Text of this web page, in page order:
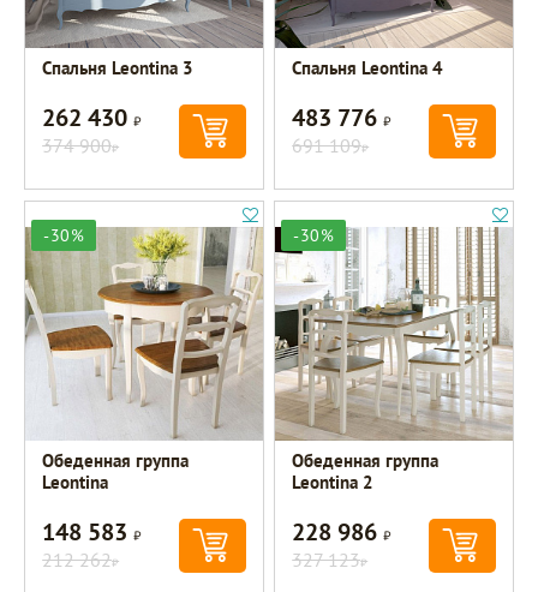
Спальня Leontina 3
262 430Р
374 900Р
Спальня Leontina 4
483 776Р
691 109Р
-30%
Обеденная группа
Leontina
148 583Р
212 262Р
-30%
Обеденная группа
Leontina 2
228 986Р
327 123Р